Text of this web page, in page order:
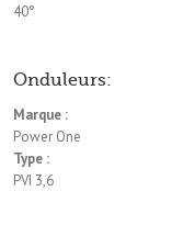
40°
Onduleurs:
Marque :
Power One
Type :
PVI 3,6